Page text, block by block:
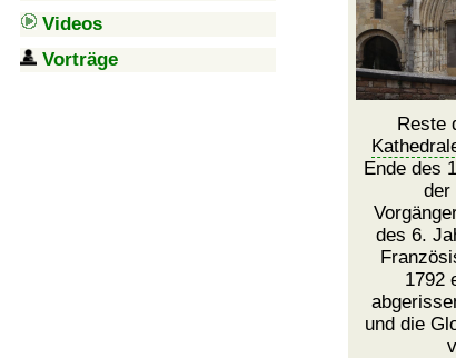
Videos
Vorträge
Reste
Ende des
der
des 6.
1792
und die